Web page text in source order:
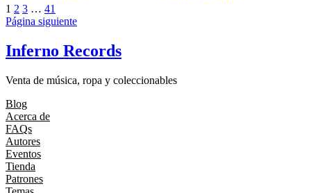
1 2 3 … 41
Página siguiente
Inferno Records
Venta de música, ropa y coleccionables
Blog
Acerca de
FAQs
Autores
Eventos
Tienda
Patrones